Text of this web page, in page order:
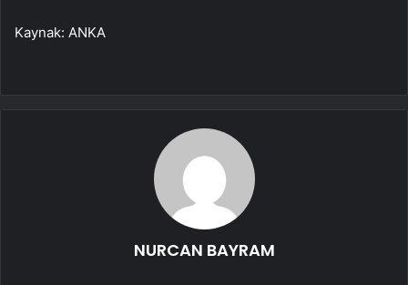
Kaynak: ANKA
NURCAN BAYRAM